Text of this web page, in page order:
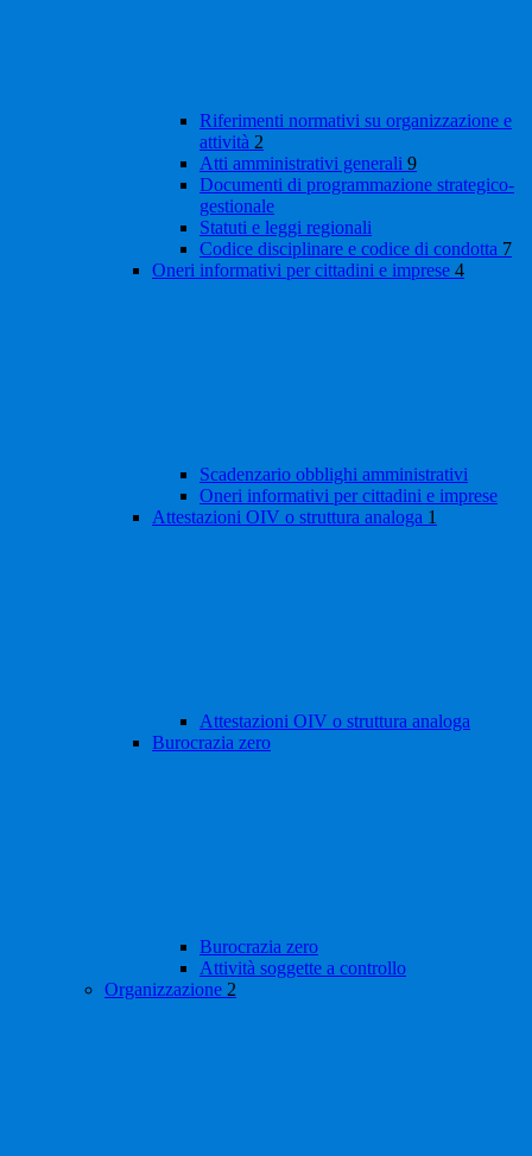
Riferimenti normativi su organizzazione e
attività 2
Atti amministrativi generali 9
Documenti di programmazione strategico-
gestionale
Statuti e leggi regionali
Codice disciplinare e codice di condotta 7
Oneri informativi per cittadini e imprese 4
Scadenzario obblighi amministrativi
Oneri informativi per cittadini e imprese
Attestazioni OIV o struttura analoga 1
Attestazioni OIV o struttura analoga
Burocrazia zero
Burocrazia zero
Attività soggette a controllo
Organizzazione 2